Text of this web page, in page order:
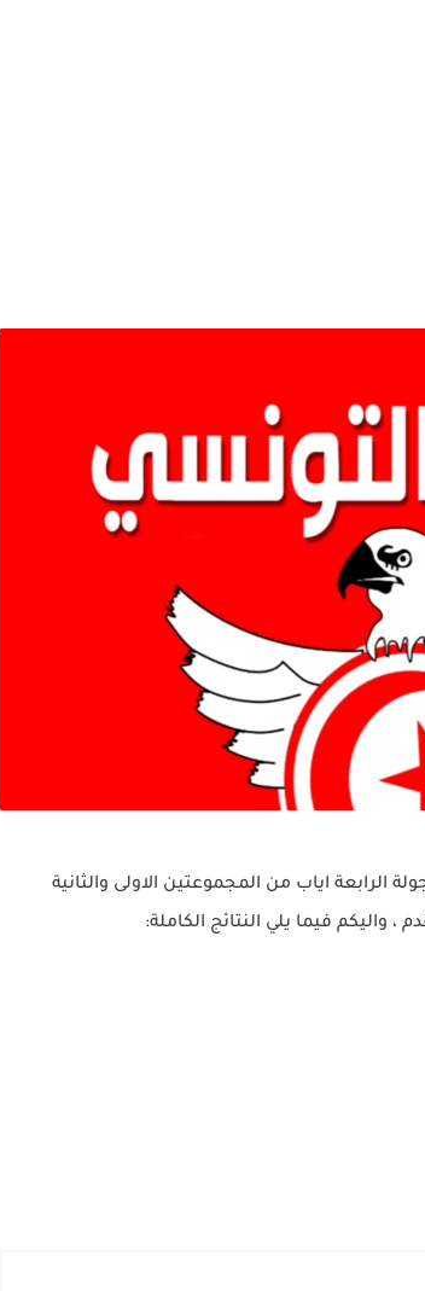
الرابعة اياب من المجموعتين الاولى والثانية
، واليكم فيما يلي النتائج الكاملة: